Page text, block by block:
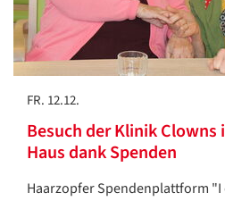
FR. 12.12.
Besuch der Klinik Clowns
Haus dank Spenden
Haarzopfer Spendenplattform "I